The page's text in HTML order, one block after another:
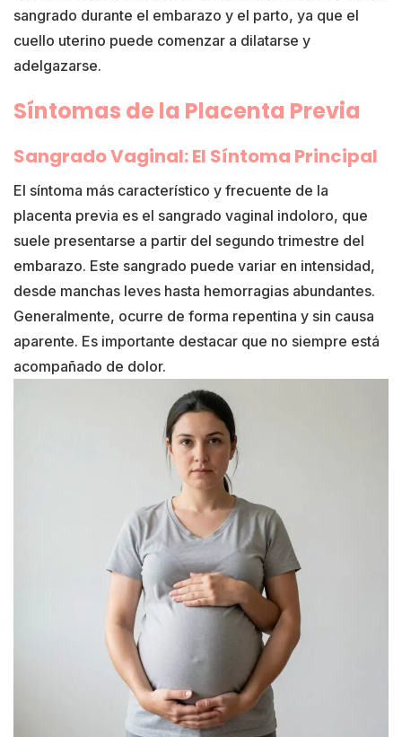
sangrado durante el embarazo y el parto, ya que el
cuello uterino puede comenzar a dilatarse y
adelgazarse.
Síntomas de la Placenta Previa
Sangrado Vaginal: El Síntoma Principal
El síntoma más característico y frecuente de la
placenta previa es el sangrado vaginal indoloro, que
suele presentarse a partir del segundo trimestre del
embarazo. Este sangrado puede variar en intensidad,
desde manchas leves hasta hemorragias abundantes.
Generalmente, ocurre de forma repentina y sin causa
aparente. Es importante destacar que no siempre está
acompañado de dolor.